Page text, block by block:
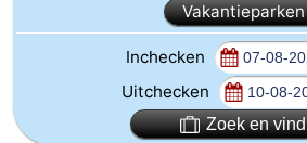
Appartementen
-
Vakantieparken
Inchecken
Uitchecken
Zoek en vind